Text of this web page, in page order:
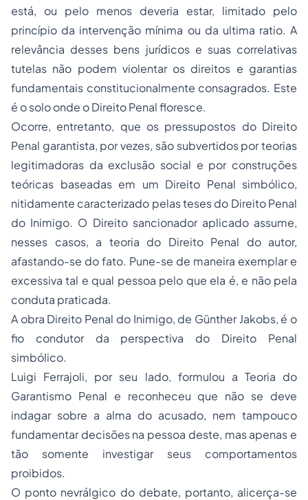
está, ou pelo menos deveria estar, limitado pelo
princípio da intervenção mínima ou da ultima ratio. A
relevância desses bens jurídicos e suas correlativas
tutelas não podem violentar os direitos e garantias
fundamentais constitucionalmente consagrados. Este
é o solo onde o Direito Penal floresce.
Ocorre, entretanto, que os pressupostos do Direito
Penal garantista, por vezes, são subvertidos por teorias
legitimadoras da exclusão social e por construções
teóricas baseadas em um Direito Penal simbólico,
nitidamente caracterizado pelas teses do Direito Penal
do Inimigo. O Direito sancionador aplicado assume,
nesses casos, a teoria do Direito Penal do autor,
afastando-se do fato. Pune-se de maneira exemplar e
excessiva tal e qual pessoa pelo que ela é, e não pela
conduta praticada.
A obra Direito Penal do Inimigo, de Günther Jakobs, é o
fio condutor da perspectiva do Direito Penal
simbólico.
Luigi Ferrajoli, por seu lado, formulou a Teoria do
Garantismo Penal e reconheceu que não se deve
indagar sobre a alma do acusado, nem tampouco
fundamentar decisões na pessoa deste, mas apenas e
tão somente investigar seus comportamentos
proibidos.
O ponto nevrálgico do debate, portanto, alicerça-se